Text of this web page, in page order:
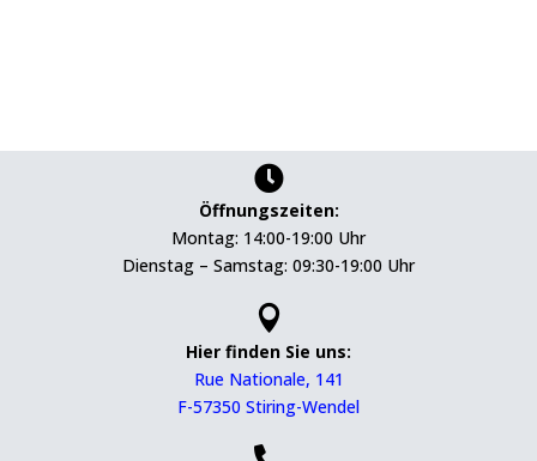

Öffnungszeiten:
Montag: 14:00-19:00 Uhr
Dienstag – Samstag: 09:30-19:00 Uhr

Hier finden Sie uns:
Rue Nationale, 141
F-57350 Stiring-Wendel